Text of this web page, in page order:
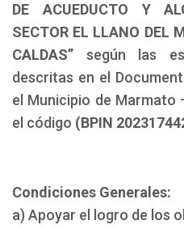
DE ACUEDUCTO Y
SECTOR EL LLANO DEL
CALDAS” según las
descritas en el
el Municipio de Marmato
el código (BPIN
Condiciones Generales:
a) Apoyar el logro de los